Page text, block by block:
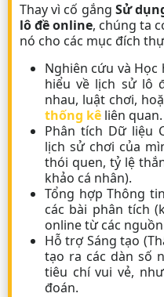
Thay vì cố gắng Sử
lô đề online, chúng ta
nó cho các mục đích
Nghiên cứu và Học
hiểu về lịch sử lô
nhau, luật chơi,
thống kê liên quan.
Phân tích Dữ liệu
lịch sử chơi của
thói quen, tỷ lệ
khảo cá nhân).
Tổng hợp Thông
các bài phân tích
online từ các
Hỗ trợ Sáng tạo
tạo ra các dàn số
tiêu chí vui vẻ,
đoán.